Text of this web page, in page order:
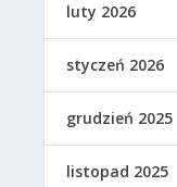
luty 2026
styczeń 2026
grudzień 2025
listopad 2025